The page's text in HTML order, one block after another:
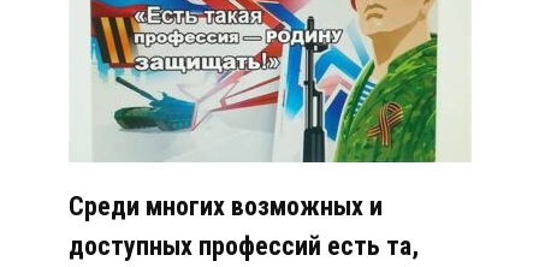
Среди многих возможных и
доступных профессий есть та,